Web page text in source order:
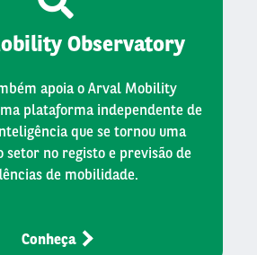
Observatory
apoia o Arval Mobility
plataforma independente de
que se tornou uma
setor no registo e previsão de
de mobilidade.
Conheça